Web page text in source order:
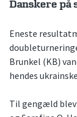
Danskere på
Eneste
Brunkel (KB)
hendes
Til gengæld